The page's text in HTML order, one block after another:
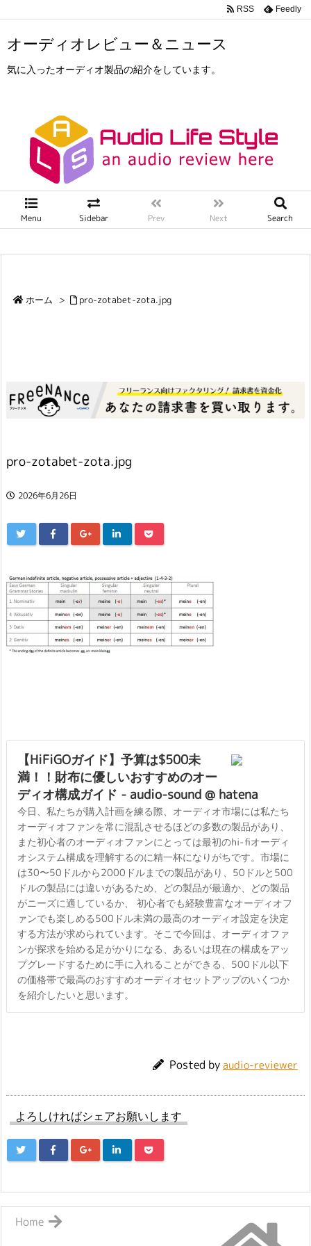
オーディオレビュー＆ニュース
気に入ったオーディオ製品の紹介をしています。
Menu Sidebar Prev Next Search
RSS Feedly
ホーム > pro-zotabet-zota.jpg
pro-zotabet-zota.jpg
2026年6月26日
【HiFiGOガイド】予算は$500未
満！！財布に優しいおすすめのオー
ディオ構成ガイド - audio-sound @ hatena
今日、私たちが購入計画を練る際、オーディオ市場には私たち
オーディオファンを常に混乱させるほどの多数の製品があり、
また初心者のオーディオファンにとっては最初のhi-fiオーディ
オシステム構成を理解するのに精一杯になりがちです。市場に
は30〜50ドルから2000ドルまでの製品があり、50ドルと500
ドルの製品には違いがあるため、どの製品が最適か、どの製品
がニーズに適しているか、 初心者でも経験豊富なオーディオフ
ァンでも楽しめる500ドル未満の最高のオーディオ設定を決定
する方法が求められています。そこで今回は、オーディオファ
ンが探求を始める足がかりになる、あるいは現在の構成をアッ
プグレードするために手に入れることができる、500ドル以下
の価格帯で最高のおすすめオーディオセットアップのいくつか
を紹介したいと思います。
Posted byaudio-reviewer
よろしければシェアお願いします
Home